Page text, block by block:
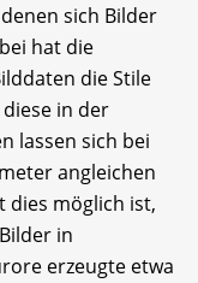
sich Bilder
hat die
die Stile
in der
lassen sich bei
angleichen
dies möglich ist,
in
erzeugte etwa